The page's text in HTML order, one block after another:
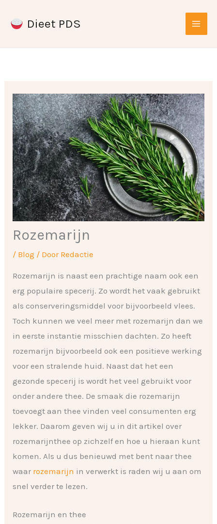
naar
Dieet PDS
Rozemarijn
/ Blog / Door Redactie
Rozemarijn is naast een prachtige naam ook een
erg populaire specerij. Zo wordt het vaak gebruikt
als conserveringsmiddel voor bijvoorbeeld vlees.
Toch kunnen we veel meer met rozemarijn dan we
in eerste instantie misschien dachten. Zo heeft
rozemarijn bijvoorbeeld ook een positieve werking
voor een stralende huid. Naast dat het een
gezonde specerij is wordt het veel gebruikt voor
onder andere thee. De smaak die rozemarijn
toevoegt aan thee vinden veel consumenten erg
lekker. Daarom geven wij u in dit artikel over
rozemarijnthee op zichzelf en hoe u hieraan kunt
komen. Als u dus benieuwd met bent naar thee
waar rozemarijn in verwerkt is raden wij u aan om
snel verder te lezen.
Rozemarijn en thee